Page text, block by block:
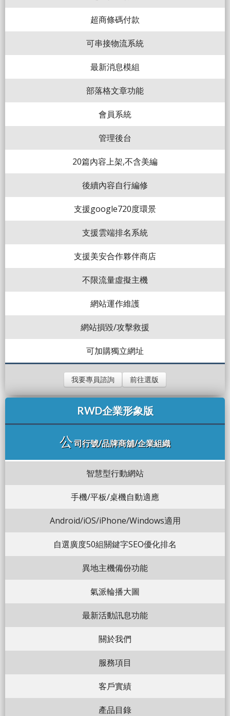
超商條碼付款
可串接物流系統
最新消息模組
部落格文章功能
會員系統
管理後台
20篇內容上架,不含美編
後續內容自行編修
支援google720度環景
支援雲端排名系統
支援美安合作夥伴商店
不限流量虛擬主機
網站運作維護
網站損毀/攻擊救援
可加購獨立網址
我要專員諮詢 前往選版
RWD企業形象版
公司行號/品牌商舖/企業組織
智慧型行動網站
手機/平板/桌機自動適應
Android/iOS/iPhone/Windows適用
自選廣度50組關鍵字SEO優化排名
異地主機備份功能
氣派輪播大圖
最新活動訊息功能
關於我們
服務項目
客戶實績
產品目錄